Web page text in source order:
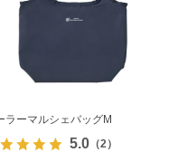
ラーマルシェバッグM
5.0（2）